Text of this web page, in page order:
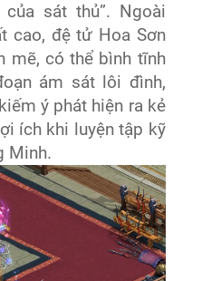
của sát thủ”. Ngoài
cao, đệ tử Hoa Sơn
mẽ, có thể bình tĩnh
ám sát lôi đình,
ý phát hiện ra kẻ
ích khi luyện tập kỹ
Minh.